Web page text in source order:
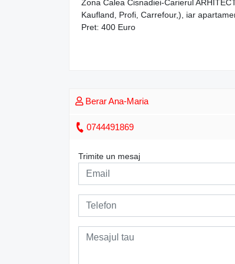
Zona Calea Cisnadiei-Carierul
Kaufland, Profi, Carrefour,), iar
Pret: 400 Euro
Berar Ana-Maria
0744491869
Trimite un mesaj